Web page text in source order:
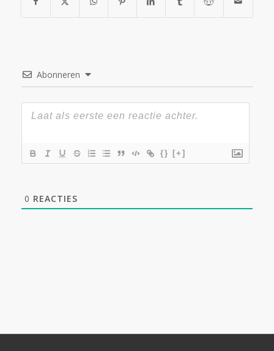
Abonneren
{} [+]
0 REACTIES